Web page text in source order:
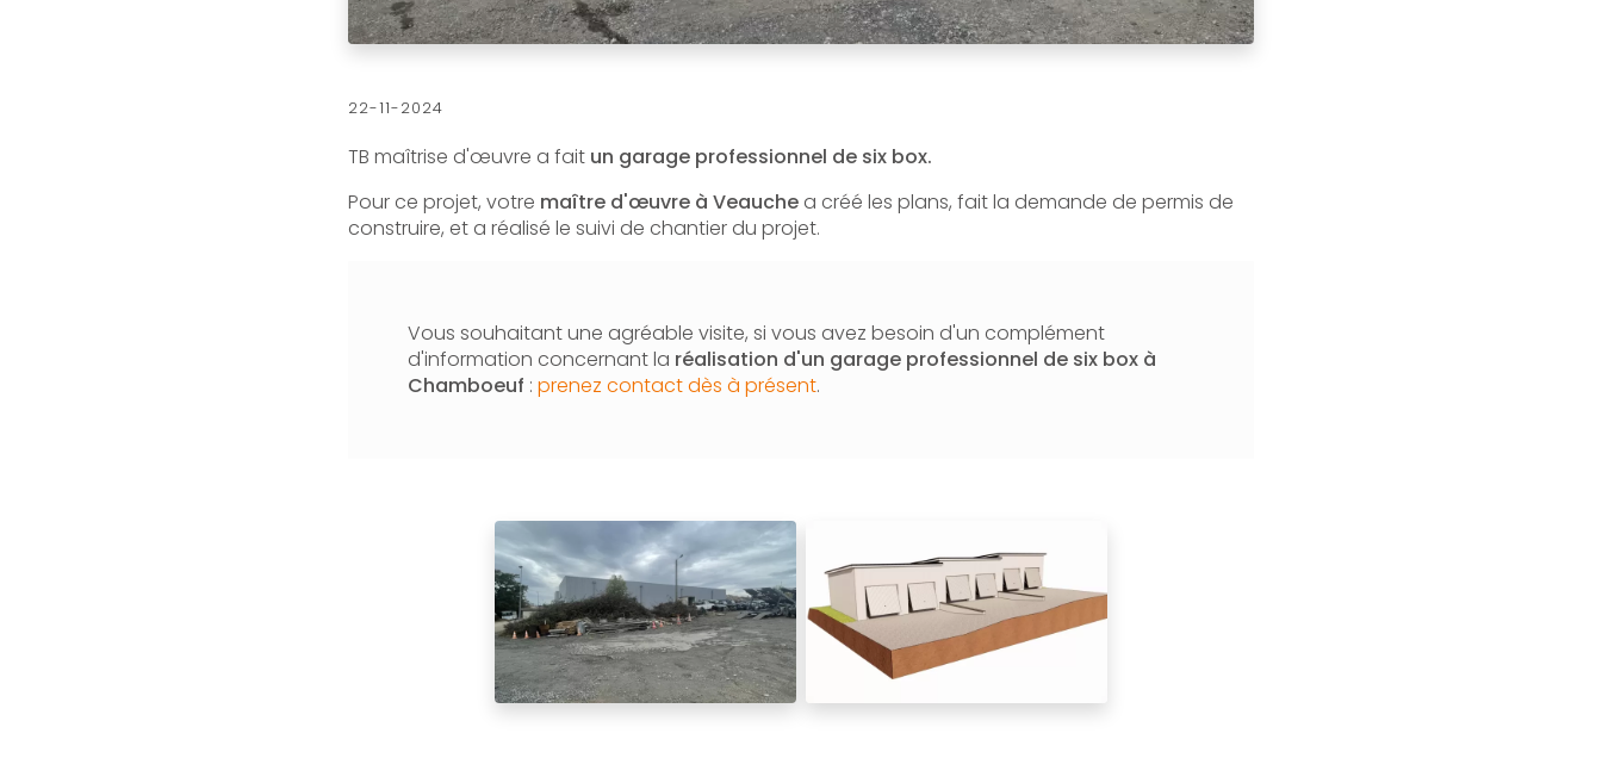
22-11-2024
TB maîtrise d'œuvre a fait un garage professionnel de six box.
Pour ce projet, votre maître d'œuvre à Veauche a créé les plans, fait la demande de permis de
construire, et a réalisé le suivi de chantier du projet.
Vous souhaitant une agréable visite, si vous avez besoin d'un complément
d'information concernant la réalisation d'un garage professionnel de six box à
Chamboeuf : prenez contact dès à présent.